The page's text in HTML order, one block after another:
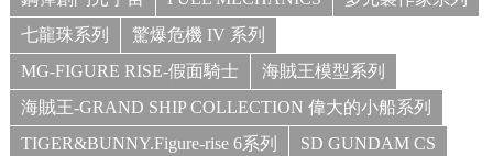
七龍珠系列
驚爆危機 IV 系列
MG-FIGURE RISE-假面騎士
海賊王模型系列
海賊王-GRAND SHIP COLLECTION 偉大的小船系列
TIGER&BUNNY.Figure-rise 6系列
SD GUNDAM CS